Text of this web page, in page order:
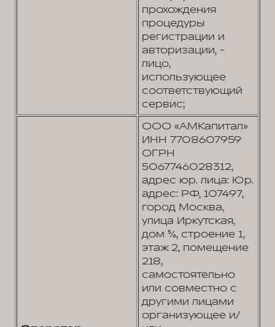
прохождения
процедуры
регистрации и
авторизации, -
лицо,
использующее
соответствующий
сервис;
ООО «АМКапитал»
ИНН 7708607959
ОГРН
5067746028312,
адрес юр. лица: Юр.
адрес: РФ, 107497,
город Москва,
улица Иркутская,
дом 5/6, строение 1,
этаж 2, помещение
218,
самостоятельно
или совместно с
другими лицами
организующее и/